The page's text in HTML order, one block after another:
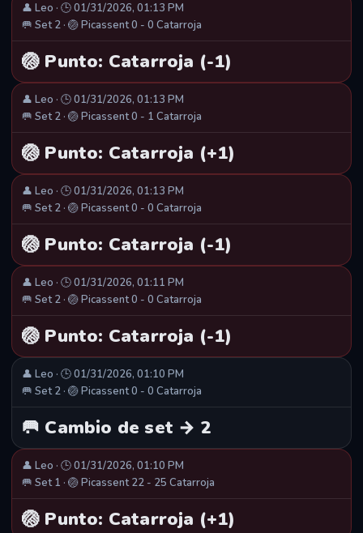
👤 Leo · 🕒 01/31/2026, 01:13 PM
🥅 Set 2 · 🏐 Picassent 0 - 0 Catarroja
🏐 Punto: Catarroja (-1)
👤 Leo · 🕒 01/31/2026, 01:13 PM
🥅 Set 2 · 🏐 Picassent 0 - 1 Catarroja
🏐 Punto: Catarroja (+1)
👤 Leo · 🕒 01/31/2026, 01:13 PM
🥅 Set 2 · 🏐 Picassent 0 - 0 Catarroja
🏐 Punto: Catarroja (-1)
👤 Leo · 🕒 01/31/2026, 01:11 PM
🥅 Set 2 · 🏐 Picassent 0 - 0 Catarroja
🏐 Punto: Catarroja (-1)
👤 Leo · 🕒 01/31/2026, 01:10 PM
🥅 Set 2 · 🏐 Picassent 0 - 0 Catarroja
🥅 Cambio de set → 2
👤 Leo · 🕒 01/31/2026, 01:10 PM
🥅 Set 1 · 🏐 Picassent 22 - 25 Catarroja
🏐 Punto: Catarroja (+1)